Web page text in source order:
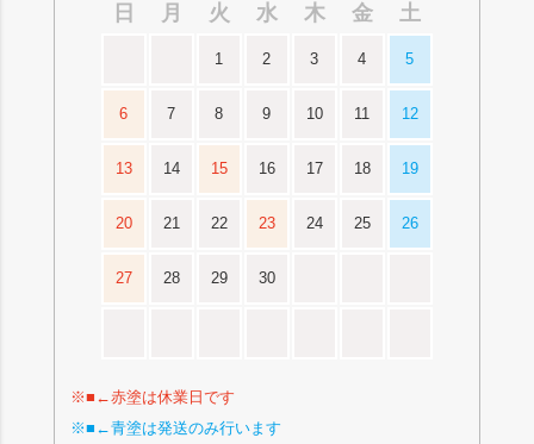
日
月 火 水 木 金 土
1 2 3 4 5
6 7 8 9 10 11 12
13 14 15 16 17 18 19
20 21 22 23 24 25 26
27 28 29 30
※■←赤塗は休業日です
※■←青塗は発送のみ行います